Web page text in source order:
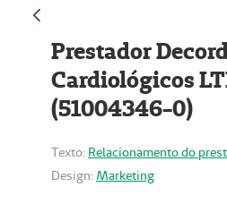
Prestador
Cardiológicos
(51004346-0)
Texto: Relacionamento do
Design: Marketing